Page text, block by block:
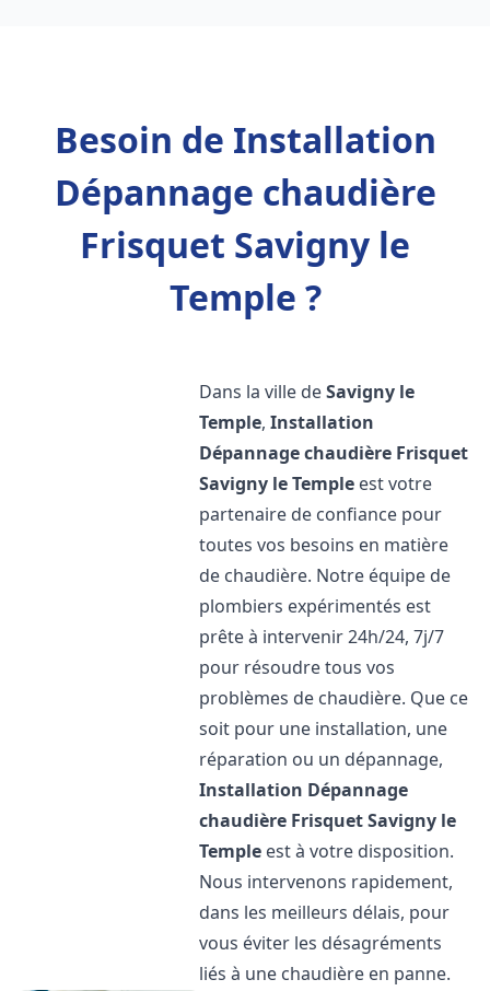
Besoin de Installation
Dépannage chaudière
Frisquet Savigny le
Temple ?
Dans la ville deSavigny le
Temple,Installation
Dépannage chaudière Frisquet
Savigny le Temple est votre
partenaire de confiance pour
toutes vos besoins en matière
de chaudière. Notre équipe de
plombiers expérimentés est
prête à intervenir 24h/24, 7j/7
pour résoudre tous vos
problèmes de chaudière. Que ce
soit pour une installation, une
réparation ou un dépannage,
Installation Dépannage
chaudière FrisquetSavigny le
Temple est à votre disposition.
Nous intervenons rapidement,
dans les meilleurs délais, pour
vous éviter les désagréments
liés à une chaudière en panne.